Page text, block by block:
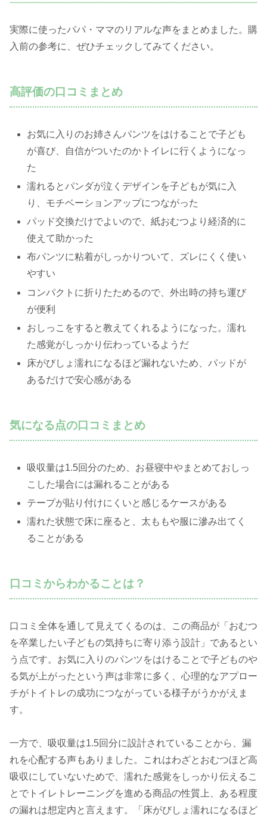
実際に使ったパパ・ママのリアルな声をまとめました。購
入前の参考に、ぜひチェックしてみてください。
高評価の口コミまとめ
お気に入りのお姉さんパンツをはけることで子ども
が喜び、自信がついたのかトイレに行くようになっ
た
濡れるとパンダが泣くデザインを子どもが気に入
り、モチベーションアップにつながった
パッド交換だけでよいので、紙おむつより経済的に
使えて助かった
布パンツに粘着がしっかりついて、ズレにくく使い
やすい
コンパクトに折りたためるので、外出時の持ち運び
が便利
おしっこをすると教えてくれるようになった。濡れ
た感覚がしっかり伝わっているようだ
床がびしょ濡れになるほど漏れないため、パッドが
あるだけで安心感がある
気になる点の口コミまとめ
吸収量は1.5回分のため、お昼寝中やまとめておしっ
こした場合には漏れることがある
テープが貼り付けにくいと感じるケースがある
濡れた状態で床に座ると、太ももや服に滲み出てく
ることがある
口コミからわかることは？
口コミ全体を通して見えてくるのは、この商品が「おむつ
を卒業したい子どもの気持ちに寄り添う設計」であるとい
う点です。お気に入りのパンツをはけることで子どものや
る気が上がったという声は非常に多く、心理的なアプロー
チがトイトレの成功につながっている様子がうかがえま
す。
一方で、吸収量は1.5回分に設計されていることから、漏
れを心配する声もありました。これはわざとおむつほど高
吸収にしていないためで、濡れた感覚をしっかり伝えるこ
とでトイレトレーニングを進める商品の性質上、ある程度
の漏れは想定内と言えます。「床がびしょ濡れになるほど